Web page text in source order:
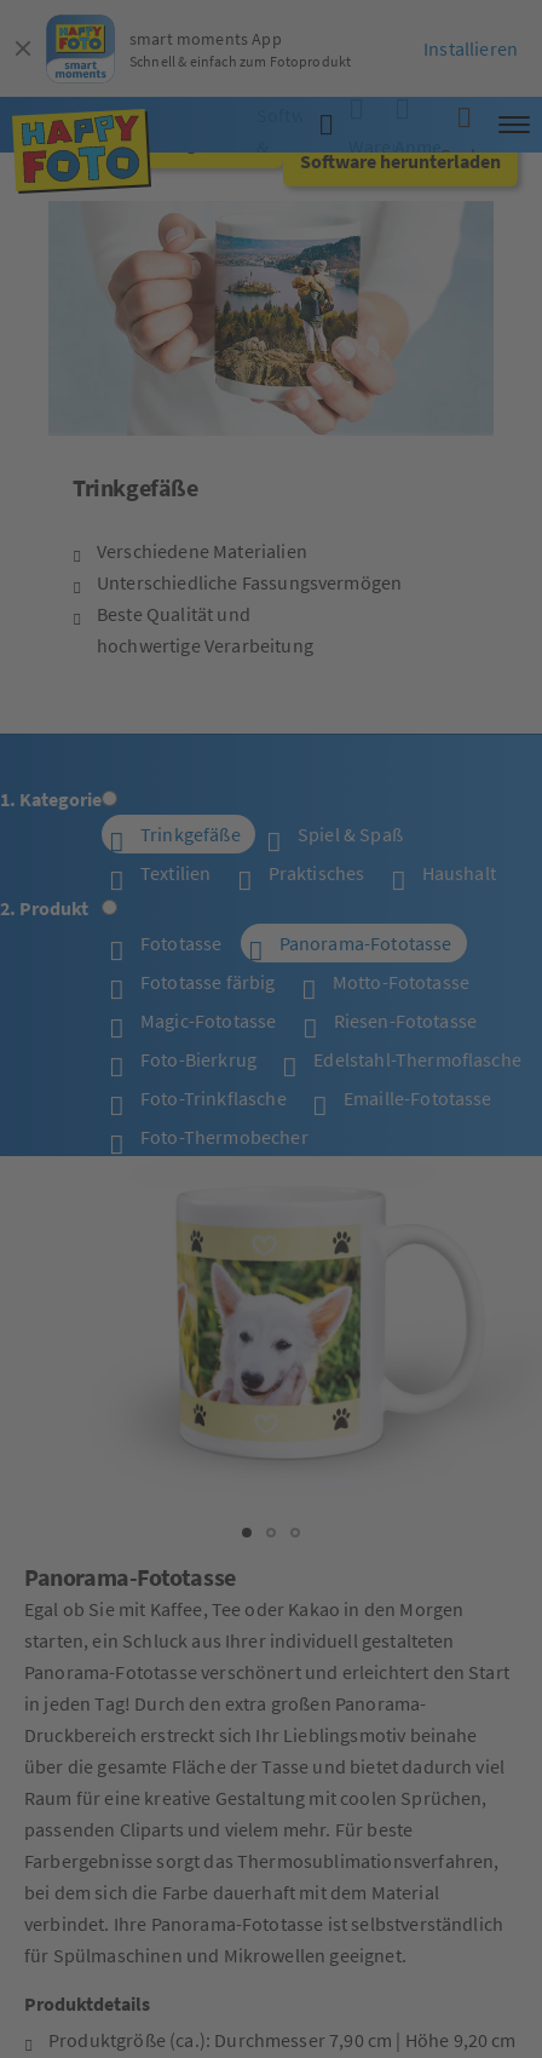
Software
App
WarenkorbAnmelden
Suche
Trinkgefäße
Verschiedene Materialien
Unterschiedliche Fassungsvermögen
Beste Qualität und
hochwertige Verarbeitung
1. Kategorie
Trinkgefäße
Spiel & Spaß
Textilien
Praktisches
Haushalt
2. Produkt
Fototasse
Panorama-Fototasse
Fototasse färbig
Motto-Fototasse
Magic-Fototasse
Riesen-Fototasse
Foto-Bierkrug
Edelstahl-Thermoflasche
Foto-Trinkflasche
Emaille-Fototasse
Foto-Thermobecher
Jetzt online gestalten
Software herunterladen
Panorama-Fototasse
Egal ob Sie mit Kaffee, Tee oder Kakao in den Morgen
starten, ein Schluck aus Ihrer individuell gestalteten
Panorama-Fototasse verschönert und erleichtert den Start
in jeden Tag! Durch den extra großen Panorama-
Druckbereich erstreckt sich Ihr Lieblingsmotiv beinahe
über die gesamte Fläche der Tasse und bietet dadurch viel
Raum für eine kreative Gestaltung mit coolen Sprüchen,
passenden Cliparts und vielem mehr. Für beste
Farbergebnisse sorgt das Thermosublimationsverfahren,
bei dem sich die Farbe dauerhaft mit dem Material
verbindet. Ihre Panorama-Fototasse ist selbstverständlich
für Spülmaschinen und Mikrowellen geeignet.
Produktdetails
Produktgröße (ca.): Durchmesser 7,90 cm | Höhe 9,20 cm
smart moments App
Schnell & einfach zum Fotoprodukt
Installieren